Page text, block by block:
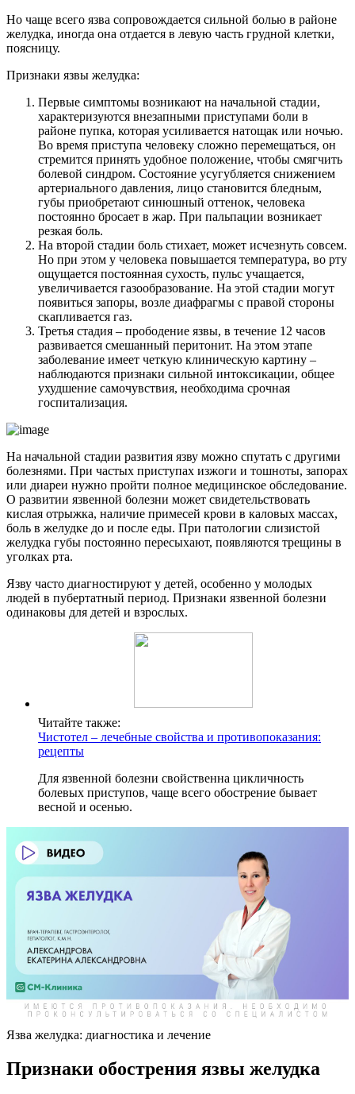
Но чаще всего язва сопровождается сильной болью в районе
желудка, иногда она отдается в левую часть грудной клетки,
поясницу.
Признаки язвы желудка:
Первые симптомы возникают на начальной стадии,
характеризуются внезапными приступами боли в
районе пупка, которая усиливается натощак или ночью.
Во время приступа человеку сложно перемещаться, он
стремится принять удобное положение, чтобы смягчить
болевой синдром. Состояние усугубляется снижением
артериального давления, лицо становится бледным,
губы приобретают синюшный оттенок, человека
постоянно бросает в жар. При пальпации возникает
резкая боль.
На второй стадии боль стихает, может исчезнуть совсем.
Но при этом у человека повышается температура, во рту
ощущается постоянная сухость, пульс учащается,
увеличивается газообразование. На этой стадии могут
появиться запоры, возле диафрагмы с правой стороны
скапливается газ.
Третья стадия – прободение язвы, в течение 12 часов
развивается смешанный перитонит. На этом этапе
заболевание имеет четкую клиническую картину –
наблюдаются признаки сильной интоксикации, общее
ухудшение самочувствия, необходима срочная
госпитализация.
На начальной стадии развития язву можно спутать с другими
болезнями. При частых приступах изжоги и тошноты, запорах
или диареи нужно пройти полное медицинское обследование.
О развитии язвенной болезни может свидетельствовать
кислая отрыжка, наличие примесей крови в каловых массах,
боль в желудке до и после еды. При патологии слизистой
желудка губы постоянно пересыхают, появляются трещины в
уголках рта.
Язву часто диагностируют у детей, особенно у молодых
людей в пубертатный период. Признаки язвенной болезни
одинаковы для детей и взрослых.
Читайте также:
Чистотел – лечебные свойства и противопоказания:
рецепты
Для язвенной болезни свойственна цикличность
болевых приступов, чаще всего обострение бывает
весной и осенью.
Язва желудка: диагностика и лечение
Признаки обострения язвы желудка